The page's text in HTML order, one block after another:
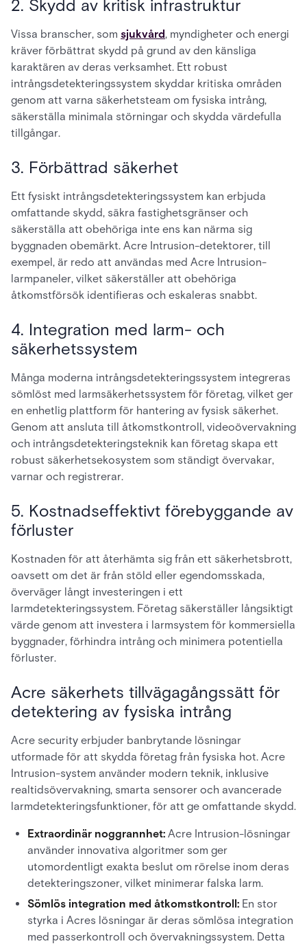
2. Skydd av kritisk infrastruktur
Vissa branscher, som sjukvård, myndigheter och energi
kräver förbättrat skydd på grund av den känsliga
karaktären av deras verksamhet. Ett robust
intrångsdetekteringssystem skyddar kritiska områden
genom att varna säkerhetsteam om fysiska intrång,
säkerställa minimala störningar och skydda värdefulla
tillgångar.
3. Förbättrad säkerhet
Ett fysiskt intrångsdetekteringssystem kan erbjuda
omfattande skydd, säkra fastighetsgränser och
säkerställa att obehöriga inte ens kan närma sig
byggnaden obemärkt. Acre Intrusion-detektorer, till
exempel, är redo att användas med Acre Intrusion-
larmpaneler, vilket säkerställer att obehöriga
åtkomstförsök identifieras och eskaleras snabbt.
4. Integration med larm- och
säkerhetssystem
Många moderna intrångsdetekteringssystem integreras
sömlöst med larmsäkerhetssystem för företag, vilket ger
en enhetlig plattform för hantering av fysisk säkerhet.
Genom att ansluta till åtkomstkontroll, videoövervakning
och intrångsdetekteringsteknik kan företag skapa ett
robust säkerhetsekosystem som ständigt övervakar,
varnar och registrerar.
5. Kostnadseffektivt förebyggande av
förluster
Kostnaden för att återhämta sig från ett säkerhetsbrott,
oavsett om det är från stöld eller egendomsskada,
överväger långt investeringen i ett
larmdetekteringssystem. Företag säkerställer långsiktigt
värde genom att investera i larmsystem för kommersiella
byggnader, förhindra intrång och minimera potentiella
förluster.
Acre säkerhets tillvägagångssätt för
detektering av fysiska intrång
Acre security erbjuder banbrytande lösningar
utformade för att skydda företag från fysiska hot. Acre
Intrusion-system använder modern teknik, inklusive
realtidsövervakning, smarta sensorer och avancerade
larmdetekteringsfunktioner, för att ge omfattande skydd.
Extraordinär noggrannhet: Acre Intrusion-lösningar
använder innovativa algoritmer som ger
utomordentligt exakta beslut om rörelse inom deras
detekteringszoner, vilket minimerar falska larm.
Sömlös integration med åtkomstkontroll: En stor
styrka i Acres lösningar är deras sömlösa integration
med passerkontroll och övervakningssystem. Detta